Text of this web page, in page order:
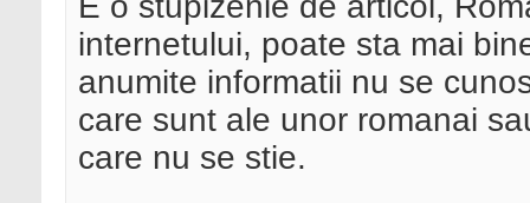
internetului, poate sta mai
anumite informatii nu se
care sunt ale unor romanai
care nu se stie.